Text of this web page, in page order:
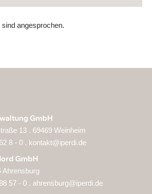
angesprochen.
GmbH
13 . 69469 Weinheim
8 - 0 . kontakt@iperdi.de
GmbH
Ahrensburg
57 - 0 . ahrensburg@iperdi.de